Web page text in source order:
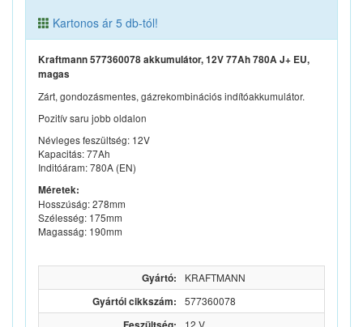
Kartonos ár 5 db-tól!
Kraftmann 577360078 akkumulátor, 12V 77Ah 780A J+ EU,
magas
Zárt, gondozásmentes, gázrekombinációs indítóakkumulátor.
Pozitív saru jobb oldalon
Névleges feszültség: 12V
Kapacitás: 77Ah
Inditóáram: 780A (EN)
Méretek:
Hosszúság: 278mm
Szélesség: 175mm
Magasság: 190mm
Gyártó: KRAFTMANN
Gyártói cikkszám: 577360078